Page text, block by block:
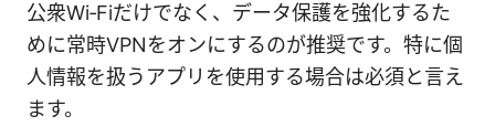
公衆Wi‑Fiだけでなく、データ保護を強化するた
めに常時VPNをオンにするのが推奨です。特に個
人情報を扱うアプリを使用する場合は必須と言え
ます。